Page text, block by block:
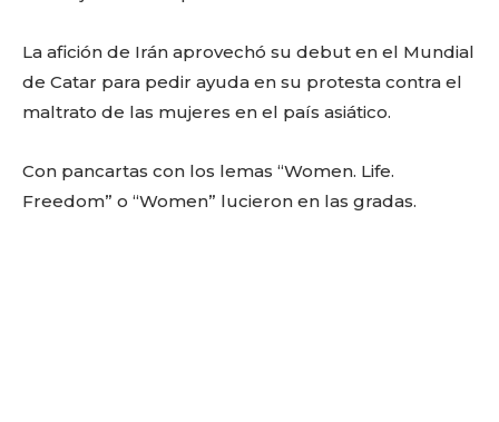
La afición de Irán aprovechó su debut en el Mundial
de Catar para pedir ayuda en su protesta contra el
maltrato de las mujeres en el país asiático.
Con pancartas con los lemas “Women. Life.
Freedom” o “Women” lucieron en las gradas.